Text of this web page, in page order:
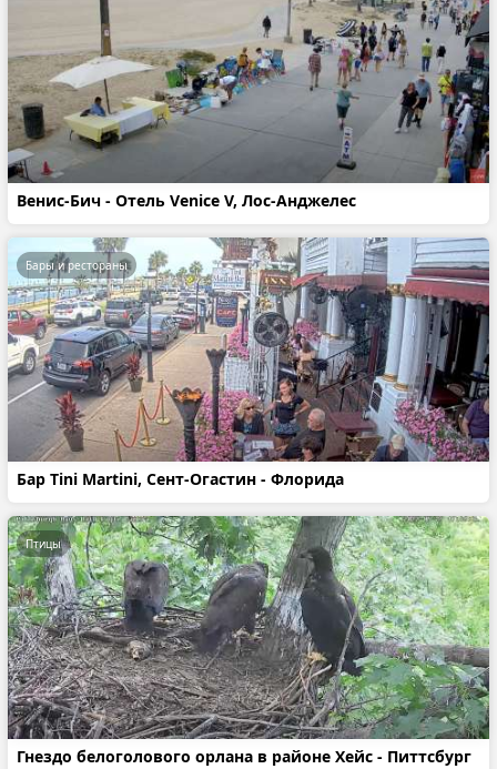
Венис-Бич - Отель Venice V, Лос-Анджелес
Бар Tini Martini, Сент-Огастин - Флорида
Бары и рестораны
Гнездо белоголового орлана в районе Хейс - Питтсбург
Птицы